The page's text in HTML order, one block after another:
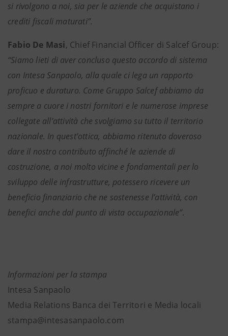
si rivolgono a noi, sia per le aziende che acquistano i
crediti fiscali maturati”.
Fabio De Masi, Chief Financial Officer di Salcef Group:
“Siamo lieti di aver concluso questo accordo di sistema
con Intesa Sanpaolo, alla quale ci lega un rapporto
proficuo e duraturo. Come Gruppo Salcef abbiamo da
sempre a cuore i nostri fornitori e le numerose imprese
collegate all’attività che svolgiamo su tutto il territorio
nazionale. In quest’ottica, abbiamo ritenuto doveroso
dare il nostro contributo affinché le aziende di
costruzione, a noi molto vicine e fondamentali per lo
sviluppo delle infrastrutture, potessero ricevere un
beneficio finanziario che ne sostenesse l’attività, con
benefici anche dal punto di vista occupazionale”.
Informazioni per la stampa
Intesa Sanpaolo
Media Relations Banca dei Territori e Media locali
stampa@intesasanpaolo.com